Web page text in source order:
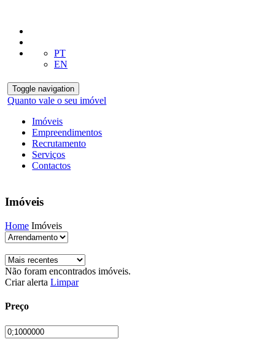
PT
EN
Toggle navigation
Quanto vale o seu imóvel
Imóveis
Empreendimentos
Recrutamento
Serviços
Contactos
Imóveis
Home Imóveis
Não foram encontrados imóveis.
Criar alerta Limpar
Preço